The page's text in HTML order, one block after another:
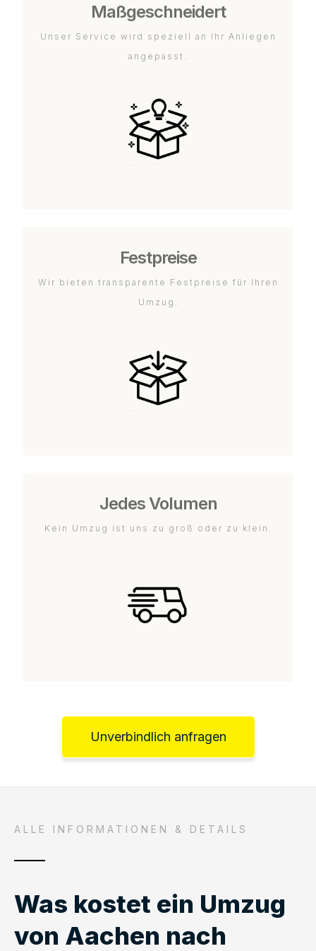
Maßgeschneidert
Unser Service wird speziell an Ihr Anliegen
angepasst.
Festpreise
Wir bieten transparente Festpreise für Ihren
Umzug.
Jedes Volumen
Kein Umzug ist uns zu groß oder zu klein.
Unverbindlich anfragen
ALLE INFORMATIONEN & DETAILS
Was kostet ein Umzug
von Aachen nach